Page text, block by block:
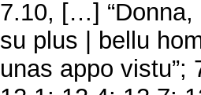
7.10, […] “Donna,
su plus | bellu
unas appo vistu”;